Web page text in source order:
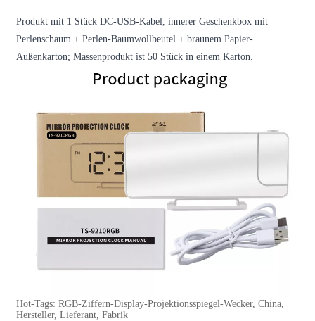
Produkt mit 1 Stück DC-USB-Kabel, innerer Geschenkbox mit
Perlenschaum + Perlen-Baumwollbeutel + braunem Papier-
Außenkarton; Massenprodukt ist 50 Stück in einem Karton.
Hot-Tags: RGB-Ziffern-Display-Projektionsspiegel-Wecker, China,
Hersteller, Lieferant, Fabrik